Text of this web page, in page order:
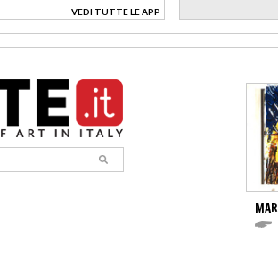
VEDI TUTTE LE APP
>